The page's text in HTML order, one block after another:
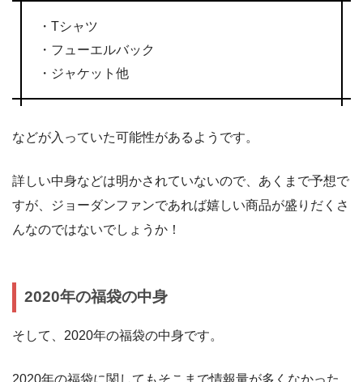
・Tシャツ
・フューエルバック
・ジャケット他
などが入っていた可能性があるようです。
詳しい中身などは明かされていないので、あくまで予想で
すが、ジョーダンファンであれば嬉しい商品が盛りだくさ
んなのではないでしょうか！
2020年の福袋の中身
そして、2020年の福袋の中身です。
2020年の福袋に関してもそこまで情報量が多くなかった